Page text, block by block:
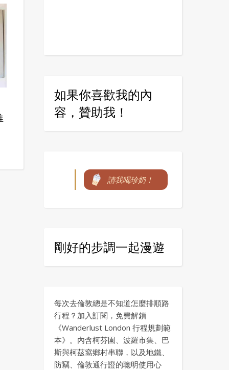
如果你喜歡我的內
容，贊助我！
請我喝珍奶！
剛好的步調一起漫遊
每次去倫敦總是不知道怎麼排順路
行程？加入訂閱，免費解鎖
《Wanderlust London 行程規劃範
本》。內含柯芬園、波羅市集、巴
斯與柯茲窩鄉村串聯，以及地鐵、
防竊、倫敦通行證的聰明使用心